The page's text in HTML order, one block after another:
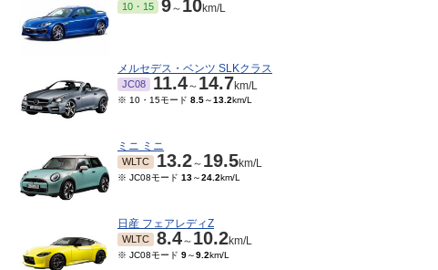
10・15 9～ 10km/L
メルセデス・ベンツ SLKクラス
JC08 11.4～ 14.7km/L
※ 10・15モード 8.5～13.2km/L
ミニ ミニ
WLTC 13.2～ 19.5km/L
※ JC08モード 13～24.2km/L
日産 フェアレディZ
WLTC 8.4～ 10.2km/L
※ JC08モード 9～9.2km/L